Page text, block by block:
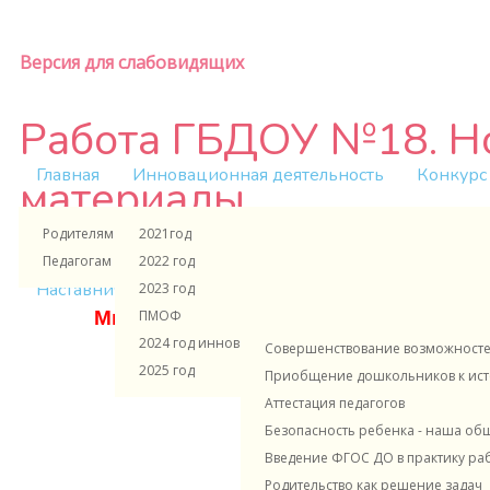
Версия для слабовидящих
Главная
Родителям и ученикам
Педагогам и сотрудникам
Инновационная деятельность
2021год
2022 год
2023 год
ПМОФ
2024 год инновационная деятельность
2025 год
Конкурс
Наставничество в ДОУ
Совершенствование
Приобщение дошкольников к
Аттестация педагогов
Безопасность ребенка - наша
Введение ФГОС ДО в практику
Родительство как решение задач
Работа ГБДОУ №18.
материалы
Информация о деятельности ГБДОУ
Много интересного о жизни детского
"В Контакте"-https://